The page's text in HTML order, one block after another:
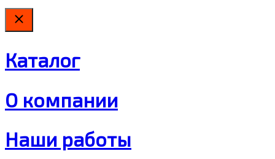
Каталог
О компании
Наши работы